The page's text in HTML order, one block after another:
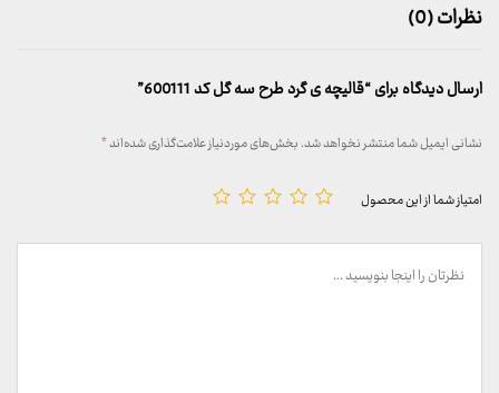
نظرات (0)
ارسال دیدگاه برای “قالیچه ی گرد طرح سه گل کد 600111”
نشانی ایمیل شما منتشر نخواهد شد.بخش‌های موردنیاز علامت‌گذاری شده‌اند*
امتیاز شما از این محصول